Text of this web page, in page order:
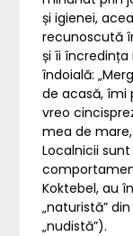
și igienei,
recunoscută
și îi
îndoială:
de acasă, îmi
vreo
mea de
Localnicii
Koktebel, au
„naturistă”
„nudistă”).